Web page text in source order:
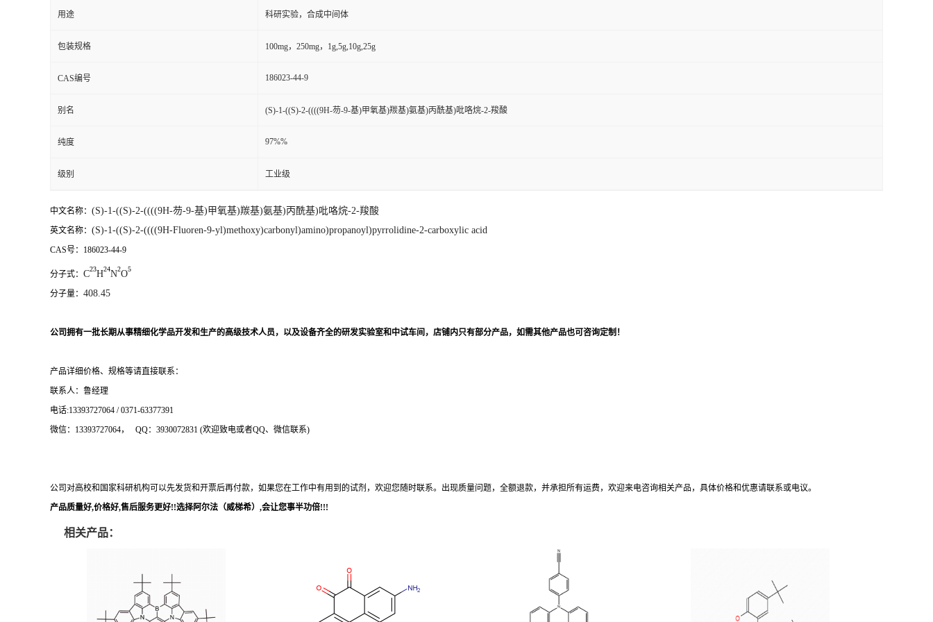
用途 科研实验，合成中间体
包装规格 100mg，250mg，1g,5g,10g,25g
CAS编号 186023-44-9
别名 (S)-1-((S)-2-((((9H-芴-9-基)甲氧基)羰基)氨基)丙酰基)吡咯烷-2-羧酸
纯度 97%%
级别 工业级
中文名称： (S)-1-((S)-2-((((9H-芴-9-基)甲氧基)羰基)氨基)丙酰基)吡咯烷-2-羧酸
英文名称： (S)-1-((S)-2-((((9H-Fluoren-9-yl)methoxy)carbonyl)amino)propanoyl)pyrrolidine-2-carboxylic acid
CAS号：186023-44-9
分子式： C23H24N2O5
分子量： 408.45
公司拥有一批长期从事精细化学品开发和生产的高级技术人员，以及设备齐全的研发实验室和中试车间 ， 店铺内只有部分产品，如需其他产品也可咨询定制！
产品详细价格、规格等请直接联系：
联系人：鲁经理
电话:13393727064 /0371-63377391
微信：13393727064， QQ： 3930072831 (欢迎致电或者QQ、微信联系)
公司对高校和国家科研机构可以先发货和开票后再付款，如果您在工作中有用到的试剂，欢迎您随时联系。出现质量问题，全额退款，并承担所有运费，欢迎来电咨询相关产品，具体价格和优惠请联系或电议。
产品质量好,价格好,售后服务更好!!选择阿尔法 （威梯希） ,会让您事半功倍!!!
相关产品：